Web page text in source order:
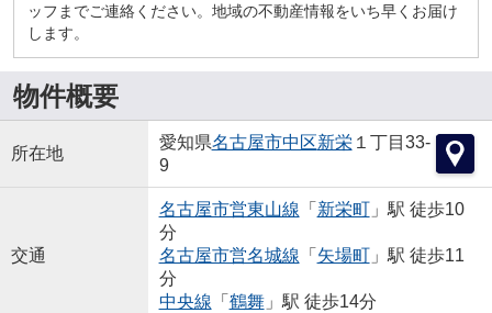
ッフまでご連絡ください。地域の不動産情報をいち早くお届け
します。
物件概要
所在地
愛知県名古屋市中区新栄１丁目33-
9
交通
名古屋市営東山線 「 新栄町」駅 徒歩10
分
名古屋市営名城線 「 矢場町」駅 徒歩11
分
中央線 「 鶴舞」駅 徒歩14分